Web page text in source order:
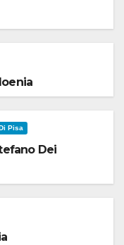
Pisa
Dei